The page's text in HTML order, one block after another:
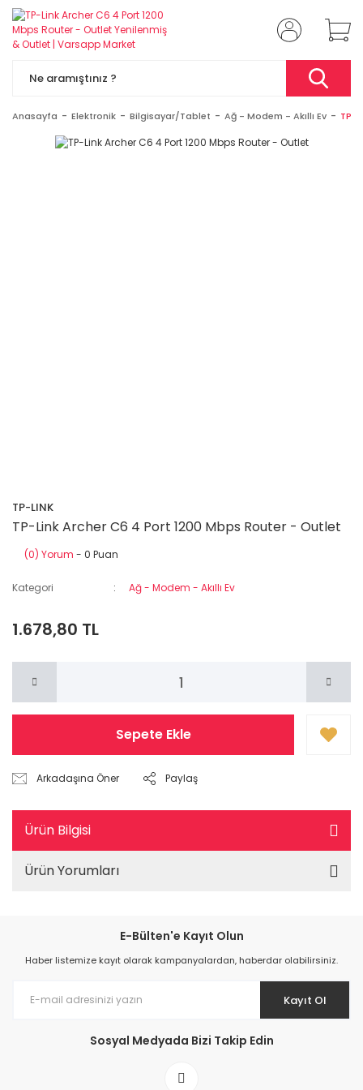
Anasayfa Elektronik Bilgisayar/Tablet Ağ - Modem - Akıllı Ev TP-
TP-LINK
TP-Link Archer C6 4 Port 1200 Mbps Router - Outlet
(0) Yorum - 0 Puan
Kategori Ağ - Modem - Akıllı Ev
1.678,80 TL
Sepete Ekle
Arkadaşına Öner Paylaş
Ürün Bilgisi
Ürün Yorumları
E-Bülten'e Kayıt Olun
Haber listemize kayıt olarak kampanyalardan, haberdar olabilirsiniz.
Kayıt Ol
Sosyal Medyada Bizi Takip Edin